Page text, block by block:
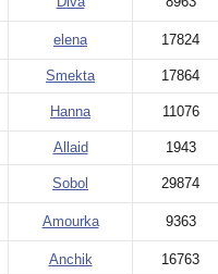
elena 17824
Smekta 17864
Hanna 11076
Allaid 1943
Sobol 29874
Amourka 9363
Anchik 16763